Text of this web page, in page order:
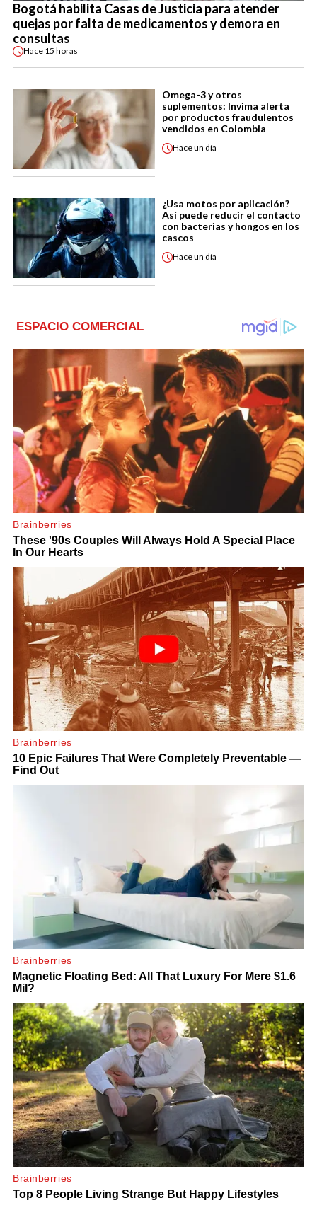
Bogotá habilita Casas de Justicia para atender
quejas por falta de medicamentos y demora en
consultas
Hace 15 horas
Omega-3 y otros
suplementos: Invima alerta
por productos fraudulentos
vendidos en Colombia
Haceun día
¿Usa motos por aplicación?
Así puede reducir el contacto
con bacterias y hongos en los
cascos
Haceun día